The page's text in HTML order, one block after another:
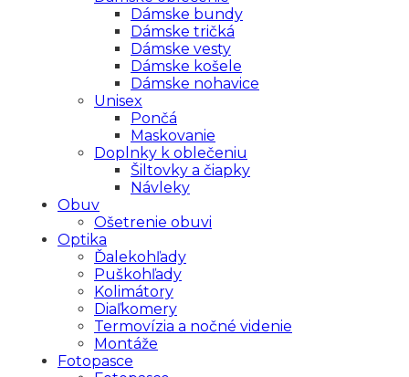
Dámske bundy
Dámske tričká
Dámske vesty
Dámske košele
Dámske nohavice
Unisex
Pončá
Maskovanie
Doplnky k oblečeniu
Šiltovky a čiapky
Návleky
Obuv
Ošetrenie obuvi
Optika
Ďalekohľady
Puškohľady
Kolimátory
Diaľkomery
Termovízia a nočné videnie
Montáže
Fotopasce